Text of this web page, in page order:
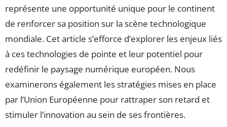
représente une opportunité unique pour le continent
de renforcer sa position sur la scène technologique
mondiale. Cet article s’efforce d’explorer les enjeux liés
à ces technologies de pointe et leur potentiel pour
redéfinir le paysage numérique européen. Nous
examinerons également les stratégies mises en place
par l’Union Européenne pour rattraper son retard et
stimuler l’innovation au sein de ses frontières.